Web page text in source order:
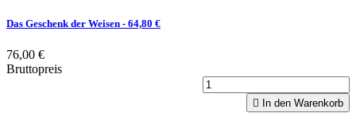
Das Geschenk der Weisen - 64,80 €
76,00 €
Bruttopreis
 In den Warenkorb